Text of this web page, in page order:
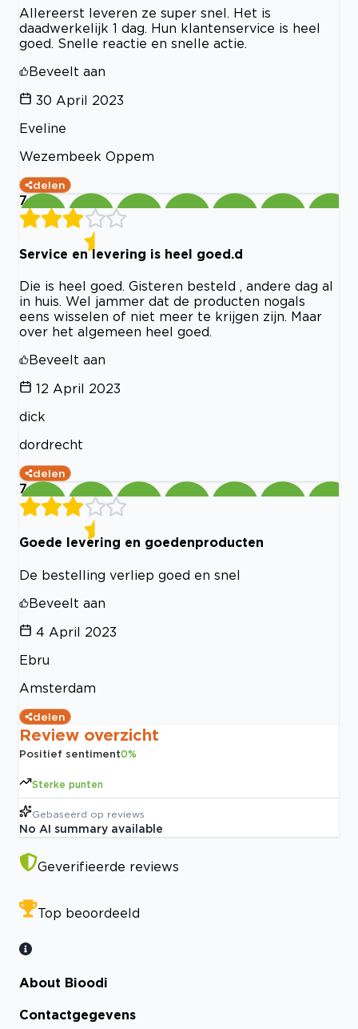
Allereerst leveren ze super snel. Het is
daadwerkelijk 1 dag. Hun klantenservice is heel
goed. Snelle reactie en snelle actie.
Beveelt aan
30 April 2023
Eveline
Wezembeek Oppem
delen
7
Service en levering is heel goed.d
Die is heel goed. Gisteren besteld , andere dag al
in huis. Wel jammer dat de producten nogals
eens wisselen of niet meer te krijgen zijn. Maar
over het algemeen heel goed.
Beveelt aan
12 April 2023
dick
dordrecht
delen
7
Goede levering en goedenproducten
De bestelling verliep goed en snel
Beveelt aan
4 April 2023
Ebru
Amsterdam
delen
Review overzicht
Positief sentiment0%
Sterke punten
Gebaseerd op reviews
No AI summary available
Geverifieerde reviews
Top beoordeeld
About Bioodi
Contactgegevens